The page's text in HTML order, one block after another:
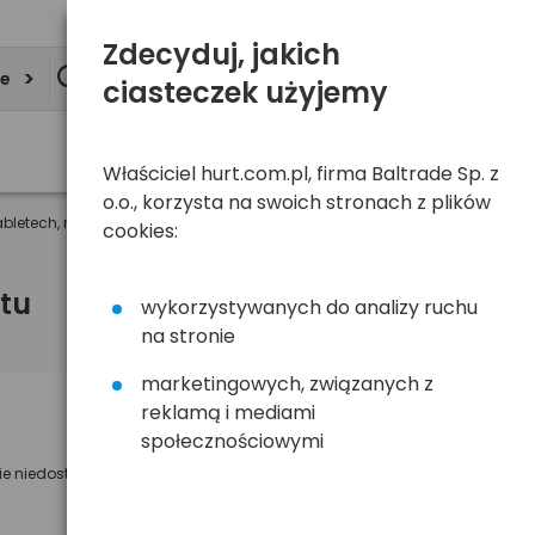
na metry
niedostępny
Powiadom mnie o dostępności
Zdecyduj, jakich
ciasteczek użyjemy
Właściciel hurt.com.pl, firma Baltrade Sp. z
o.o., korzysta na swoich stronach z plików
cookies:
wykorzystywanych do analizy ruchu
na stronie
marketingowych, związanych z
reklamą i mediami
społecznościowymi